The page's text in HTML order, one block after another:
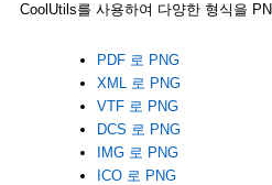
CoolUtils를 사용하여 다양한 형식을
PDF 로 PNG
XML 로 PNG
VTF 로 PNG
DCS 로 PNG
IMG 로 PNG
ICO 로 PNG